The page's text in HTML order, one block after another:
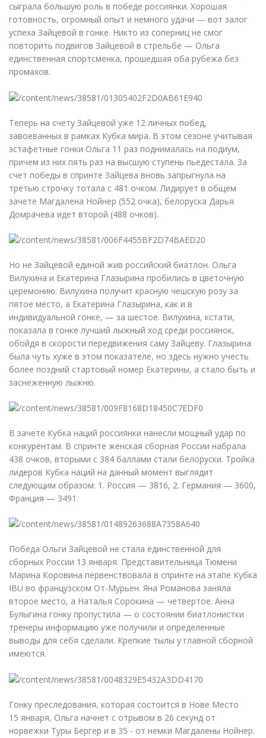
сыграла большую роль в победе россиянки. Хорошая
готовность, огромный опыт и немного удачи — вот залог
успеха Зайцевой в гонке. Никто из соперниц не смог
повторить подвигов Зайцевой в стрельбе — Ольга
единственная спортсменка, прошедшая оба рубежа без
промахов.
Теперь на счету Зайцевой уже 12 личных побед,
завоеванных в рамках Кубка мира. В этом сезоне учитывая
эстафетные гонки Ольга 11 раз поднималась на подиум,
причем из них пять раз на высшую ступень пьедестала. За
счет победы в спринте Зайцева вновь запрыгнула на
третью строчку тотала с 481 очком. Лидирует в общем
зачете Магдалена Нойнер (552 очка), белоруска Дарья
Домрачева идет второй (488 очков).
Но не Зайцевой единой жив российский биатлон. Ольга
Вилухина и Екатерина Глазырина пробились в цветочную
церемонию. Вилухина получит красную чешскую розу за
пятое место, а Екатерина Глазырина, как и в
индивидуальной гонке, — за шестое. Вилухина, кстати,
показала в гонке лучший лыжный ход среди россиянок,
обойдя в скорости передвижения саму Зайцеву. Глазырина
была чуть хуже в этом показателе, но здесь нужно учесть
более поздний стартовый номер Екатерины, а стало быть и
заснеженную лыжню.
В зачете Кубка наций россиянки нанесли мощный удар по
конкурентам. В спринте женская сборная России набрала
438 очков, вторыми с 384 баллами стали белоруски. Тройка
лидеров Кубка наций на данный момент выглядит
следующим образом: 1. Россия — 3816, 2. Германия — 3600,
Франция — 3491.
Победа Ольги Зайцевой не стала единственной для
сборных России 13 января. Представительница Тюмени
Марина Коровина первенствовала в спринте на этапе Кубка
IBU во французском От-Мурьен. Яна Романова заняла
второе место, а Наталья Сорокина — четвертое. Анна
Булыгина гонку пропустила — о состоянии биатлонистки
тренеры информацию уже получили и определенные
выводы для себя сделали. Крепкие тылы у главной сборной
имеются.
Гонку преследования, которая состоится в Нове Место
15 января, Ольга начнет с отрывом в 26 секунд от
норвежки Туры Бергер и в 35 - от немки Магдалены Нойнер.